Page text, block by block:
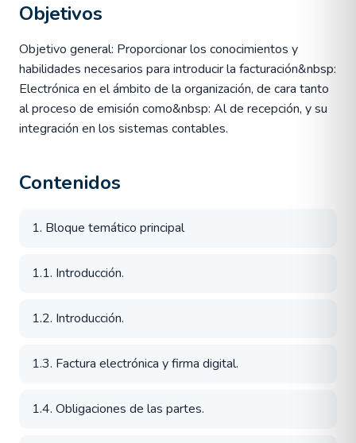
Objetivos
Objetivo general: Proporcionar los conocimientos y
habilidades necesarios para introducir la facturación&nbsp:
Electrónica en el ámbito de la organización, de cara tanto
al proceso de emisión como&nbsp: Al de recepción, y su
integración en los sistemas contables.
Contenidos
1. Bloque temático principal
1.1. Introducción.
1.2. Introducción.
1.3. Factura electrónica y firma digital.
1.4. Obligaciones de las partes.